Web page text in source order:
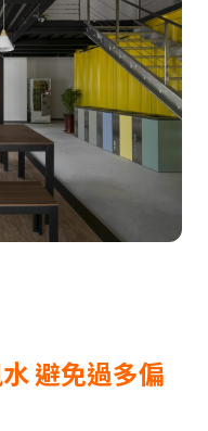
水避免過多偏